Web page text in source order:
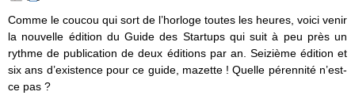
Comme le coucou qui sort de l’horloge toutes les heures, voici venir
la nouvelle édition du Guide des Startups qui suit à peu près un
rythme de publication de deux éditions par an. Seizième édition et
six ans d’existence pour ce guide, mazette ! Quelle pérennité n’est-
ce pas ?